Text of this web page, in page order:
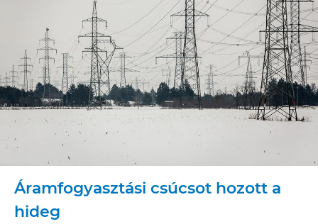
Áramfogyasztási csúcsot hozott a
hideg